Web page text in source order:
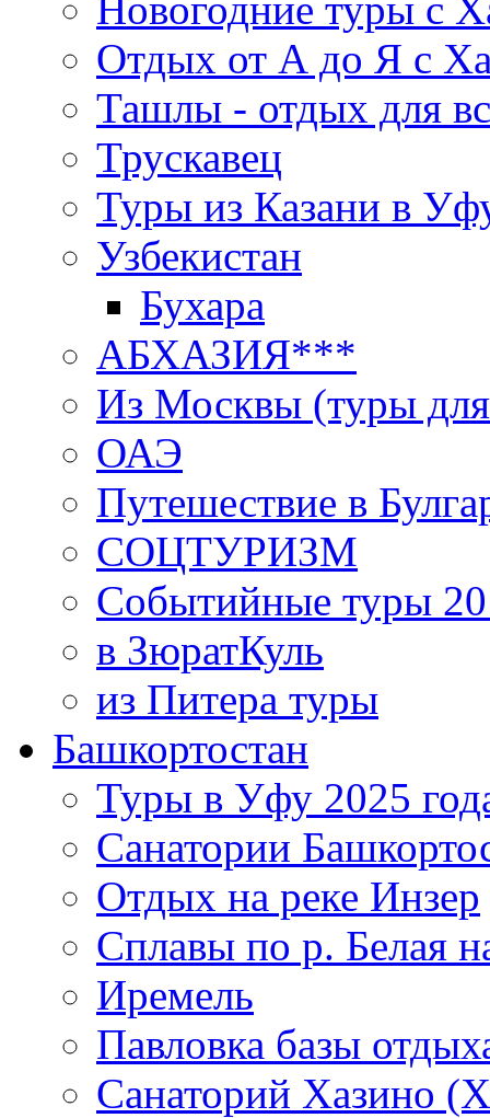
Отдых от А до Я с
Ташлы - отдых для
Трускавец
Туры из Казани в
Узбекистан
Бухара
АБХАЗИЯ***
Из Москвы (туры
ОАЭ
Путешествие в
СОЦТУРИЗМ
Событийные туры
в ЗюратКуль
из Питера туры
Башкортостан
Туры в Уфу 2025
Санатории
Отдых на реке Инзер
Cплавы по р. Белая
Иремель
Павловка базы
Санаторий Хазино